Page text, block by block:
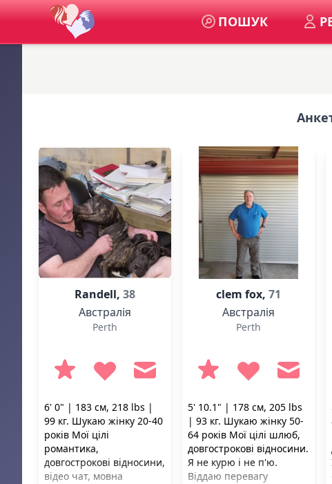
ПОШУК
Randell, 38
Австралія
Perth
6' 0" | 183 см, 218 lbs |
99 кг. Шукаю жінку 20-40
років Мої цілі
романтика,
довгострокові відносини,
відео чат, мовна
clem fox, 71
Австралія
Perth
5' 10.1" | 178 см, 205 lbs
| 93 кг. Шукаю жінку 50-
64 років Мої цілі шлюб,
довгострокові відносини.
Я не курю і не п'ю.
Віддаю перевагу